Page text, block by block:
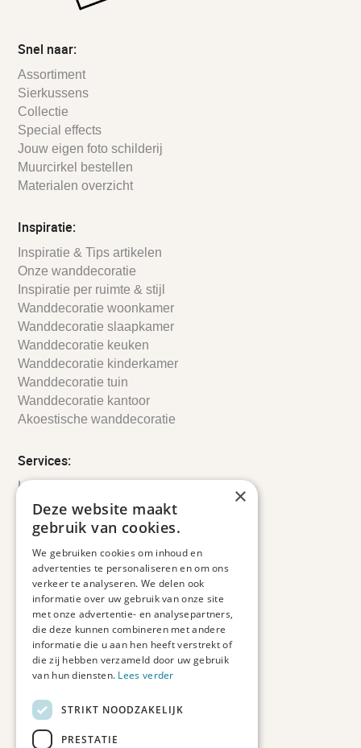
Snel naar:
Assortiment
Sierkussens
Collectie
Special effects
Jouw eigen foto schilderij
Muurcirkel bestellen
Materialen overzicht
Inspiratie:
Inspiratie & Tips artikelen
Onze wanddecoratie
Inspiratie per ruimte & stijl
Wanddecoratie woonkamer
Wanddecoratie slaapkamer
Wanddecoratie keuken
Wanddecoratie kinderkamer
Wanddecoratie tuin
Wanddecoratie kantoor
Akoestische wanddecoratie
Services:
Leveringsinformatie
Retourbeleid
Informatie
Veelgestelde vragen
Duurzaam ondernemen
Contact informatie
Etienne de Pinedaweg 34
3711 CH, Austerlitz
Nederland
info@fotoprintxl.nl
0343 78 58 00
×
Deze website maakt
gebruik van cookies.
We gebruiken cookies om inhoud en
advertenties te personaliseren en om ons
verkeer te analyseren. We delen ook
informatie over uw gebruik van onze site
met onze advertentie- en analysepartners,
die deze kunnen combineren met andere
informatie die u aan hen heeft verstrekt of
die zij hebben verzameld door uw gebruik
van hun diensten. Lees verder
STRIKT NOODZAKELIJK
PRESTATIE